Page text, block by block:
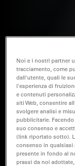
Noi e i nostri partner
tracciamento, come
dall'utente, quali le
l'esperienza di
e contenuti
siti Web, consentire
svolgere analisi e
pubblicitarie.
suo consenso e
(link riportato sotto).
consenso in qualsiasi
presente in fondo al
prassi da noi